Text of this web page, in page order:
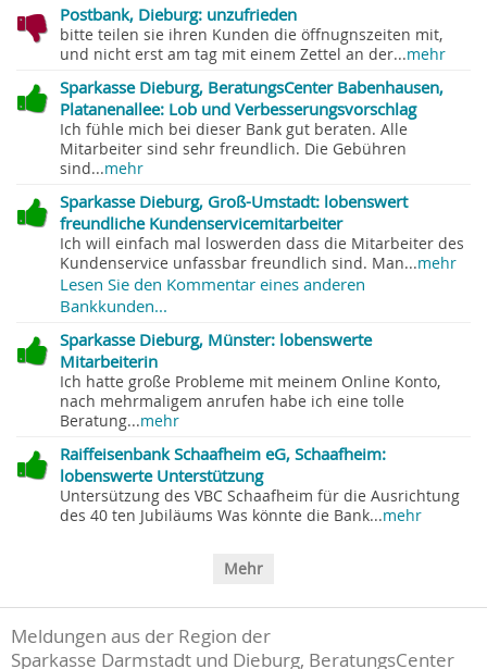
Postbank, Dieburg: unzufrieden
bitte teilen sie ihren Kunden die öffnugnszeiten mit,
und nicht erst am tag mit einem Zettel an der...mehr
Sparkasse Dieburg, BeratungsCenter Babenhausen,
Platanenallee: Lob und Verbesserungsvorschlag
Ich fühle mich bei dieser Bank gut beraten. Alle
Mitarbeiter sind sehr freundlich. Die Gebühren
sind...mehr
Sparkasse Dieburg, Groß-Umstadt: lobenswert
freundliche Kundenservicemitarbeiter
Ich will einfach mal loswerden dass die Mitarbeiter des
Kundenservice unfassbar freundlich sind. Man...mehr
Lesen Sie den Kommentar eines anderen
Bankkunden...
Sparkasse Dieburg, Münster: lobenswerte
Mitarbeiterin
Ich hatte große Probleme mit meinem Online Konto,
nach mehrmaligem anrufen habe ich eine tolle
Beratung...mehr
Raiffeisenbank Schaafheim eG, Schaafheim:
lobenswerte Unterstützung
Untersützung des VBC Schaafheim für die Ausrichtung
des 40 ten Jubiläums Was könnte die Bank...mehr
Mehr
Meldungen aus der Region der
Sparkasse Darmstadt und Dieburg, BeratungsCenter